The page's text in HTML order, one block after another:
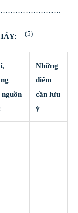
(5)
nguồn
Những
điểm
cần lưu
ý